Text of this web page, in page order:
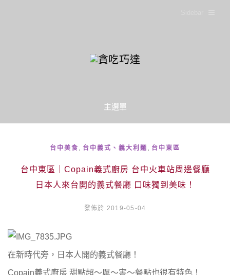
主選單
台中美食 台中義式、義大利麵 台中東區
台中東區｜Copain義式廚房 台中火車站周邊餐廳
日本人來台開的義式餐廳 口味獨到美味！
發佈於 2019-05-04
在新時代旁，日本人開的義式餐廳！
Copain義式廚房 甜點超～厲～害～餐點也很有特色！